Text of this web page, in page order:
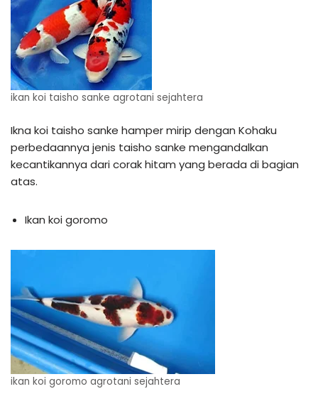
ikan koi taisho sanke agrotani sejahtera
Ikna koi taisho sanke hamper mirip dengan Kohaku
perbedaannya jenis taisho sanke mengandalkan
kecantikannya dari corak hitam yang berada di bagian
atas.
Ikan koi goromo
ikan koi goromo agrotani sejahtera